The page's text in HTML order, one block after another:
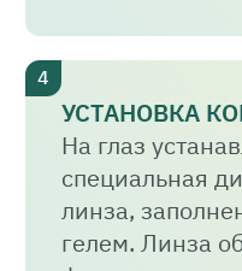
УСТАНОВКА
На глаз
специальная
линза,
гелем. Линза